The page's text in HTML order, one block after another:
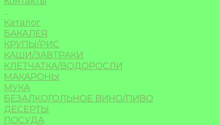
...
Каталог
БАКАЛЕЯ
КРУПЫ/РИС
КАШИ/ЗАВТРАКИ
КЛЕТЧАТКА/ВОДОРОСЛИ
МАКАРОНЫ
МУКА
БЕЗАЛКОГОЛЬНОЕ ВИНО/ПИВО
ДЕСЕРТЫ
ПОСУДА